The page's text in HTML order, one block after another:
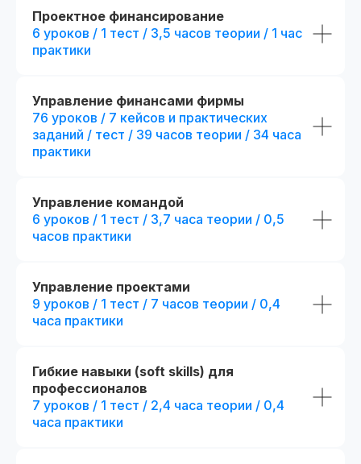
Проектное финансирование
6 уроков / 1 тест / 3,5 часов теории / 1 час
практики
Управление финансами фирмы
76 уроков / 7 кейсов и практических
заданий / тест / 39 часов теории / 34 часа
практики
Управление командой
6 уроков / 1 тест / 3,7 часа теории / 0,5
часов практики
Управление проектами
9 уроков / 1 тест / 7 часов теории / 0,4
часа практики
Гибкие навыки (soft skills) для
профессионалов
7 уроков / 1 тест / 2,4 часа теории / 0,4
часа практики
Беспроцентная рассрочка на 18 месяцев
r111307.005/мес
fr111307.005
тест
25 практических заданий и 52
Презентации и конспекты
к урокам
Доступ к контенту
и обновлениям — навсегда
Официальный диплом
fr140090.000
r140090.000/мес
+ 194 часа
тестов
+ 5 онлайн-встреч
с выбранными
Попробовать 48
Попробовать 48 часов бесплатно